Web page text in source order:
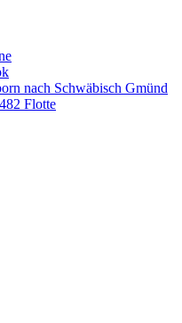
nach Schwäbisch Gmünd
Flotte